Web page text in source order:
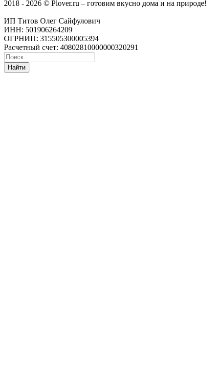
2018 - 2026 © Plover.ru – готовим вкусно дома и на природе!
ИП Титов Олег Сайфулович
ИНН: 501906264209
ОГРНИП: 315505300005394
Расчетный счет: 40802810000000320291
Найти